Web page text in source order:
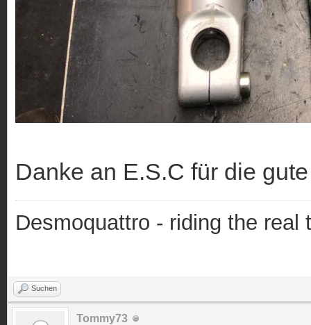
Danke an E.S.C für die
Desmoquattro - riding the real
Suchen
Tommy73